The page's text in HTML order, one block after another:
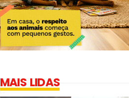
MAIS LIDAS